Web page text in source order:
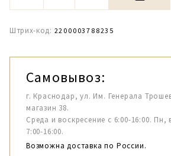
Штрих-код: 2200003788235
Самовывоз:
г. Краснодар, ул. Им. Генерала
магазин 38.
Среда и воскресение с 6:00-16:00. Пн,
7:00-16:00.
Возможна доставка по России.